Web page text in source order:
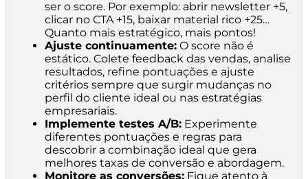
ser o score. Por exemplo: abrir newsletter +5,
clicar no CTA +15, baixar material rico +25…
Quanto mais estratégico, mais pontos!
Ajuste continuamente: O score não é
estático. Colete feedback das vendas, analise
resultados, refine pontuações e ajuste
critérios sempre que surgir mudanças no
perfil do cliente ideal ou nas estratégias
empresariais.
Implemente testes A/B: Experimente
diferentes pontuações e regras para
descobrir a combinação ideal que gera
melhores taxas de conversão e abordagem.
Monitore as conversões: Fique atento à